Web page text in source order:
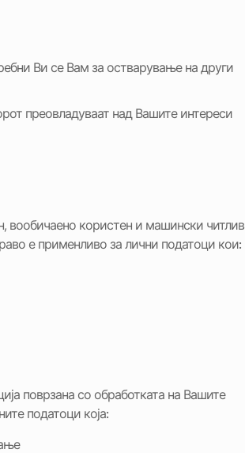
Ви се Вам за остварување на други
преовладуваат над Вашите интереси
вообичаено користен и машински читлив
е применливо за лични податоци кои:
поврзана со обработката на Вашите
податоци која: